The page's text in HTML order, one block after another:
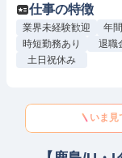
仕事の特徴
業界未経験歓迎 年
時短勤務あり
退職
土日祝休み
いま見